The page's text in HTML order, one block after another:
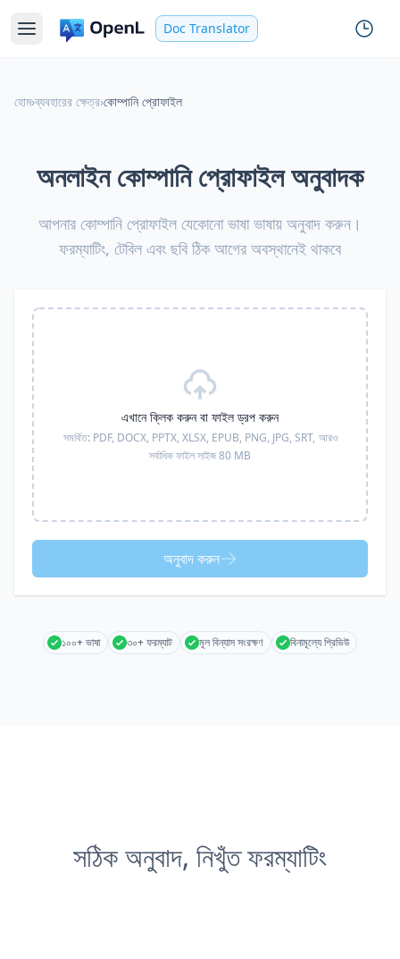
Doc Translator
হোম›ব্যবহারের ক্ষেত্র›কোম্পানি প্রোফাইল
অনলাইন কোম্পানি প্রোফাইল অনুবাদক
আপনার কোম্পানি প্রোফাইল যেকোনো ভাষা ভাষায় অনুবাদ করুন।
ফরম্যাটিং, টেবিল এবং ছবি ঠিক আগের অবস্থানেই থাকবে
এখানে ক্লিক করুন বা ফাইল ড্রপ করুন
সমর্থিত: PDF, DOCX, PPTX, XLSX, EPUB, PNG, JPG, SRT, আরও
সর্বাধিক ফাইল সাইজ 80 MB
অনুবাদ করুন
১০০+ ভাষা ৩০+ ফরম্যাট মূল বিন্যাস সংরক্ষণ বিনামূল্যে প্রিভিউ
সঠিক অনুবাদ, নিখুঁত ফরম্যাটিং